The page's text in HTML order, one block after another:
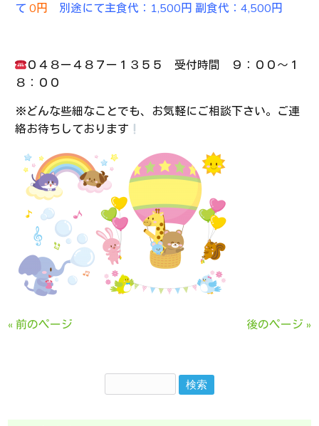
て0円 別途にて主食代：1,500円 副食代：4,500円
０４８ー４８７ー１３５５ 受付時間 ９：００～１
８：００
※どんな些細なことでも、お気軽にご相談下さい。ご連
絡お待ちしております
« 前のページ 後のページ »